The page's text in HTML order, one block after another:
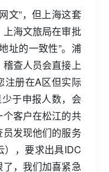
文”，但上海这套
海文旅局在审批
址的一致性”。浦
查人员会直接上
注册在A区但实际
于申报人数，会
客户在松江的共
发现他们的服务
），要求出具IDC
，我们加喜紧急